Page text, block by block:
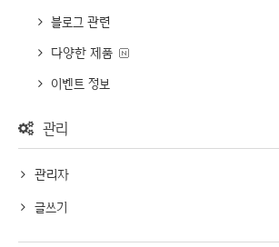
블로그 관련
다양한 제품
이벤트 정보
관리
관리자
글쓰기